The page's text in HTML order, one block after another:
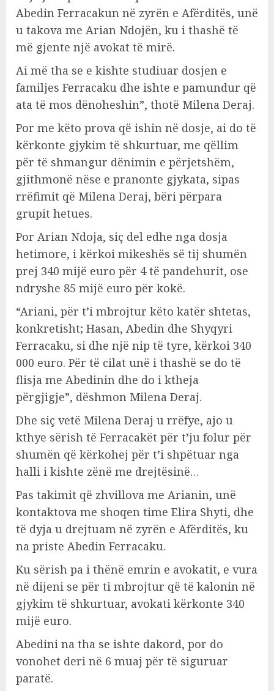
Abedin Ferracakun në zyrën e Afërditës, unë
u takova me Arian Ndojën, ku i thashë të
më gjente një avokat të mirë.
Ai më tha se e kishte studiuar dosjen e
familjes Ferracaku dhe ishte e pamundur që
ata të mos dënoheshin”, thotë Milena Deraj.
Por me këto prova që ishin në dosje, ai do të
kërkonte gjykim të shkurtuar, me qëllim
për të shmangur dënimin e përjetshëm,
gjithmonë nëse e pranonte gjykata, sipas
rrëfimit që Milena Deraj, bëri përpara
grupit hetues.
Por Arian Ndoja, siç del edhe nga dosja
hetimore, i kërkoi mikeshës së tij shumën
prej 340 mijë euro për 4 të pandehurit, ose
ndryshe 85 mijë euro për kokë.
“Ariani, për t’i mbrojtur këto katër shtetas,
konkretisht; Hasan, Abedin dhe Shyqyri
Ferracaku, si dhe një nip të tyre, kërkoi 340
000 euro. Për të cilat unë i thashë se do të
flisja me Abedinin dhe do i ktheja
përgjigje”, dëshmon Milena Deraj.
Dhe siç vetë Milena Deraj u rrëfye, ajo u
kthye sërish të Ferracakët për t’ju folur për
shumën që kërkohej për t’i shpëtuar nga
halli i kishte zënë me drejtësinë…
Pas takimit që zhvillova me Arianin, unë
kontaktova me shoqen time Elira Shyti, dhe
të dyja u drejtuam në zyrën e Afërditës, ku
na priste Abedin Ferracaku.
Ku sërish pa i thënë emrin e avokatit, e vura
në dijeni se për ti mbrojtur që të kalonin në
gjykim të shkurtuar, avokati kërkonte 340
mijë euro.
Abedini na tha se ishte dakord, por do
vonohet deri në 6 muaj për të siguruar
paratë.